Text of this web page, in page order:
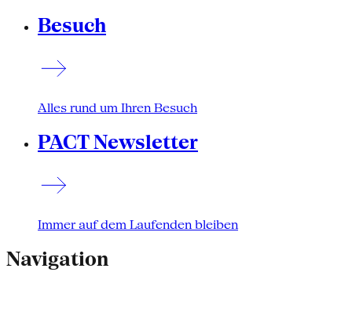
Besuch
Alles rund um Ihren Besuch
PACT Newsletter
Immer auf dem Laufenden bleiben
Navigation